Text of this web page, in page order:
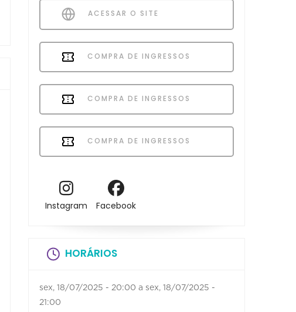
ACESSAR O SITE
COMPRA DE INGRESSOS
COMPRA DE INGRESSOS
COMPRA DE INGRESSOS
Instagram Facebook
HORÁRIOS
sex, 18/07/2025 - 20:00 a sex, 18/07/2025 -
21:00